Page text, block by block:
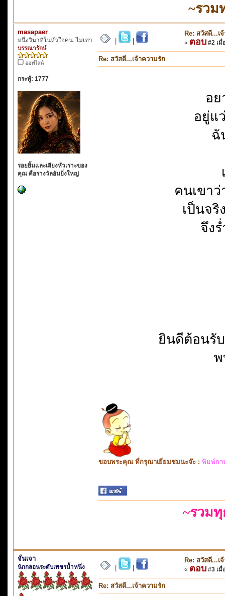
~รวม
masapaer
หนึ่งวินาทีในหัวใจคน..ไม่เท่า
บรรณารักษ์
ออฟไลน์
กระทู้: 1777
รอยยิ้มและเสียงหัวเราะของ
คุณ คือรางวัลอันยิ่งใหญ่
Re: สวัสดี...เ
« ตอบ #2 เมื่
Re: สวัสดี...เจ้าความรัก
อ
อยู่แ
ฉั
คนเขา
เป็นจริ
จึง
ยินดีต้อนรั
พ
ขอบพระคุณ ที่กรุณาเยี่ยมชมนะจ๊ะ : พิมพ์กา
~รวม
จั่นเจา
นักกลอนระดับเพชรน้ำหนึ่ง
Re: สวัสดี...เ
« ตอบ #3 เมื่
Re: สวัสดี...เจ้าความรัก